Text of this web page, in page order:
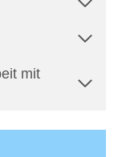
mit